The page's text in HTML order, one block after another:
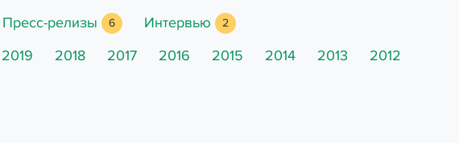
Пресс-релизы 6 Интервью 2
2019 2018 2017 2016 2015 2014 2013
2012